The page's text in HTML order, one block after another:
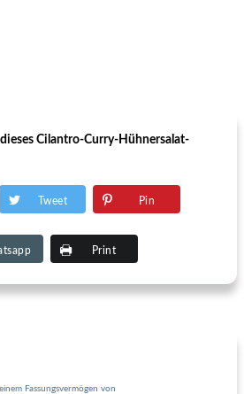
Cilantro-Curry-Hühnersalat-
Tweet Pin
Print
Fassungsvermögen von